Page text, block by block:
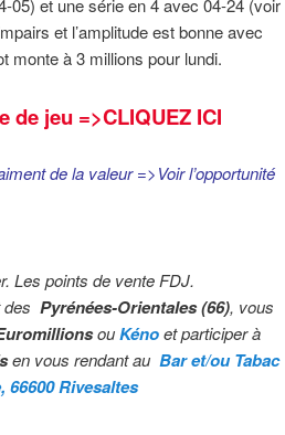
05) et une série en 4 avec 04-24 (voir
et l’amplitude est bonne avec
monte à 3 millions pour lundi.
de jeu =>CLIQUEZ ICI
de la valeur =>Voir l’opportunité
Les points de vente FDJ.
Pyrénées-Orientales (66), vous
ouKénoet participer à
en vous rendant au Bar et/ou Tabac
66600 Rivesaltes